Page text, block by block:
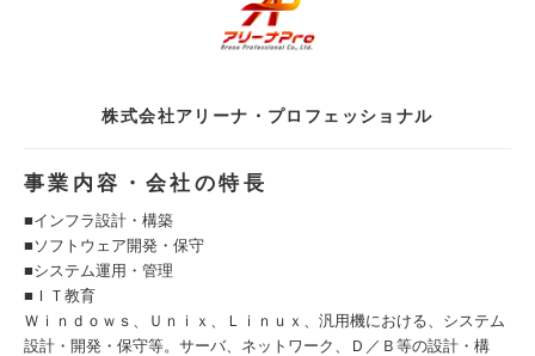
株式会社アリーナ・プロフェッショナル
事業内容・会社の特長
■インフラ設計・構築
■ソフトウェア開発・保守
■システム運用・管理
■ＩＴ教育
Ｗｉｎｄｏｗｓ、Ｕｎｉｘ、Ｌｉｎｕｘ、汎用機における、システム
設計・開発・保守等。サーバ、ネットワーク、Ｄ／Ｂ等の設計・構